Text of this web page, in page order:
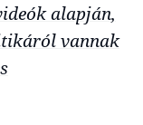
alapján,
vannak